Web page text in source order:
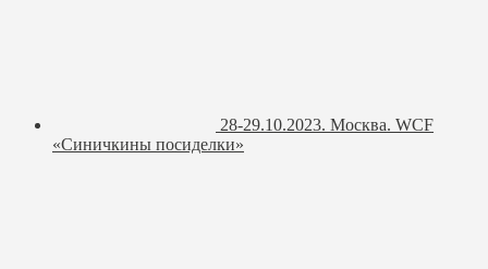
28-29.10.2023. Москва. WCF
«Синичкины посиделки»